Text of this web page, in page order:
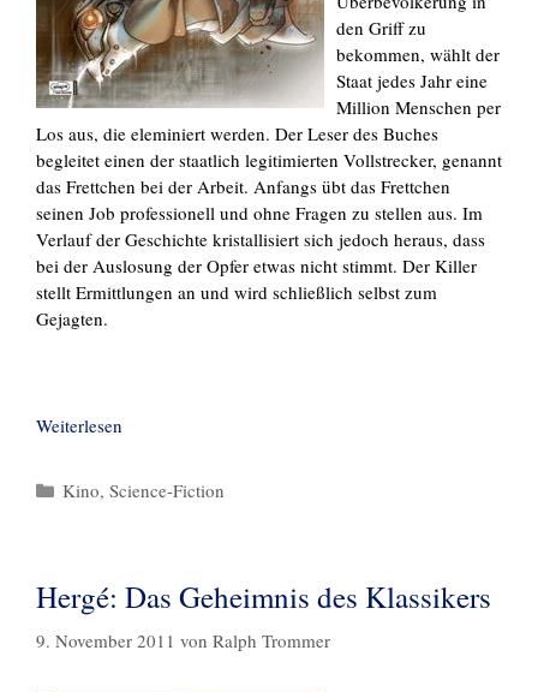
den Griff zu
bekommen, wählt der
Staat jedes Jahr eine
Million Menschen per
Los aus, die eleminiert werden. Der Leser des Buches
begleitet einen der staatlich legitimierten Vollstrecker, genannt
das Frettchen bei der Arbeit. Anfangs übt das Frettchen
seinen Job professionell und ohne Fragen zu stellen aus. Im
Verlauf der Geschichte kristallisiert sich jedoch heraus, dass
bei der Auslosung der Opfer etwas nicht stimmt. Der Killer
stellt Ermittlungen an und wird schließlich selbst zum
Gejagten.
Weiterlesen
Kategorien
Kino, Science-Fiction
Hergé: Das Geheimnis des Klassikers
9. November 2011 von Ralph Trommer